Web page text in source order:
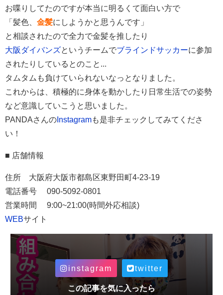
お喋りしてたのですが本当に明るくて面白い方で
「髪色、 金髪にしようかと思うんです」
と相談されたので全力で金髪を推したり
大阪ダイバンズというチームでブラインドサッカーに参加
されたりしているとのこと...
タムタムも負けていられないなっとなりました。
これからは、積極的に身体を動かしたり日常生活での姿勢
など意識していこうと思いました。
PANDAさんの Instagramも是非チェックしてみてくださ
い！
■ 店舗情報
住所 大阪府大阪市都島区東野田町4-23-19
電話番号 090-5092-0801
営業時間
9:00~21:00(時間外応相談)
WEBサイト
instagram twitter
この記事を気に入ったら